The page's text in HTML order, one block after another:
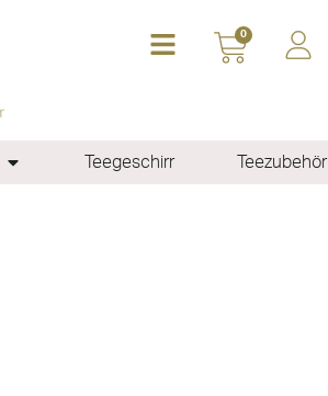
0
Teegeschirr Teezubehör